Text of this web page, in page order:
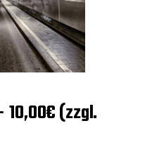
(zzgl.